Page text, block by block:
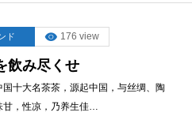
ド 176 view
飲み尽くせ
十大名茶茶，源起中国，与丝绸、陶
甘，性凉，乃养生佳…